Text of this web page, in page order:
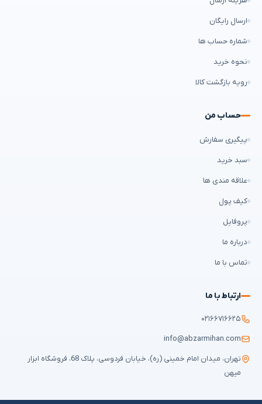
ارسال رایگان
شماره حساب ها
نحوه خرید
رویه بازگشت کالا
حساب من
پیگیری سفارش
سبد خرید
علاقه مندی ها
کیف پول
پروفایل
درباره ما
تماس با ما
ارتباط با ما
۰۲۱۶۶۷۱۶۶۲۵
info@abzarmihan.com
تهران، میدان امام خمینی (ره)، خیابان فردوسی، پلاک 68، فروشگاه ابزار
میهن